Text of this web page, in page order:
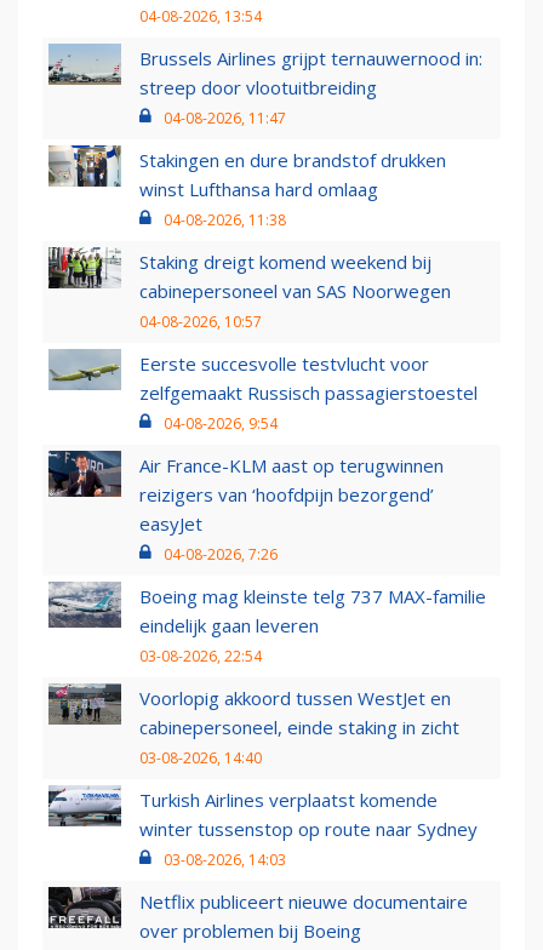
04-08-2026, 13:54
Brussels Airlines grijpt ternauwernood in:
streep door vlootuitbreiding
04-08-2026, 11:47
Stakingen en dure brandstof drukken
winst Lufthansa hard omlaag
04-08-2026, 11:38
Staking dreigt komend weekend bij
cabinepersoneel van SAS Noorwegen
04-08-2026, 10:57
Eerste succesvolle testvlucht voor
zelfgemaakt Russisch passagierstoestel
04-08-2026, 9:54
Air France-KLM aast op terugwinnen
reizigers van ‘hoofdpijn bezorgend’
easyJet
04-08-2026, 7:26
Boeing mag kleinste telg 737 MAX-familie
eindelijk gaan leveren
03-08-2026, 22:54
Voorlopig akkoord tussen WestJet en
cabinepersoneel, einde staking in zicht
03-08-2026, 14:40
Turkish Airlines verplaatst komende
winter tussenstop op route naar Sydney
03-08-2026, 14:03
Netflix publiceert nieuwe documentaire
over problemen bij Boeing